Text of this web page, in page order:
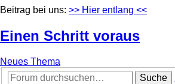
Beitrag bei uns: >> Hier entlang <<
Einen Schritt voraus
Neues Thema
Suche